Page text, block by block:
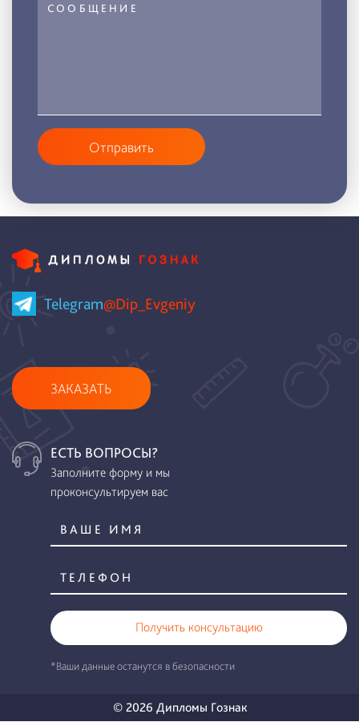
Отправить
Telegram@Dip_Evgeniy
ЗАКАЗАТЬ
ЕСТЬ ВОПРОСЫ?
Заполните форму и мы
проконсультируем вас
Получить консультацию
*Ваши данные останутся в безопасности
© 2026 Дипломы Гознак